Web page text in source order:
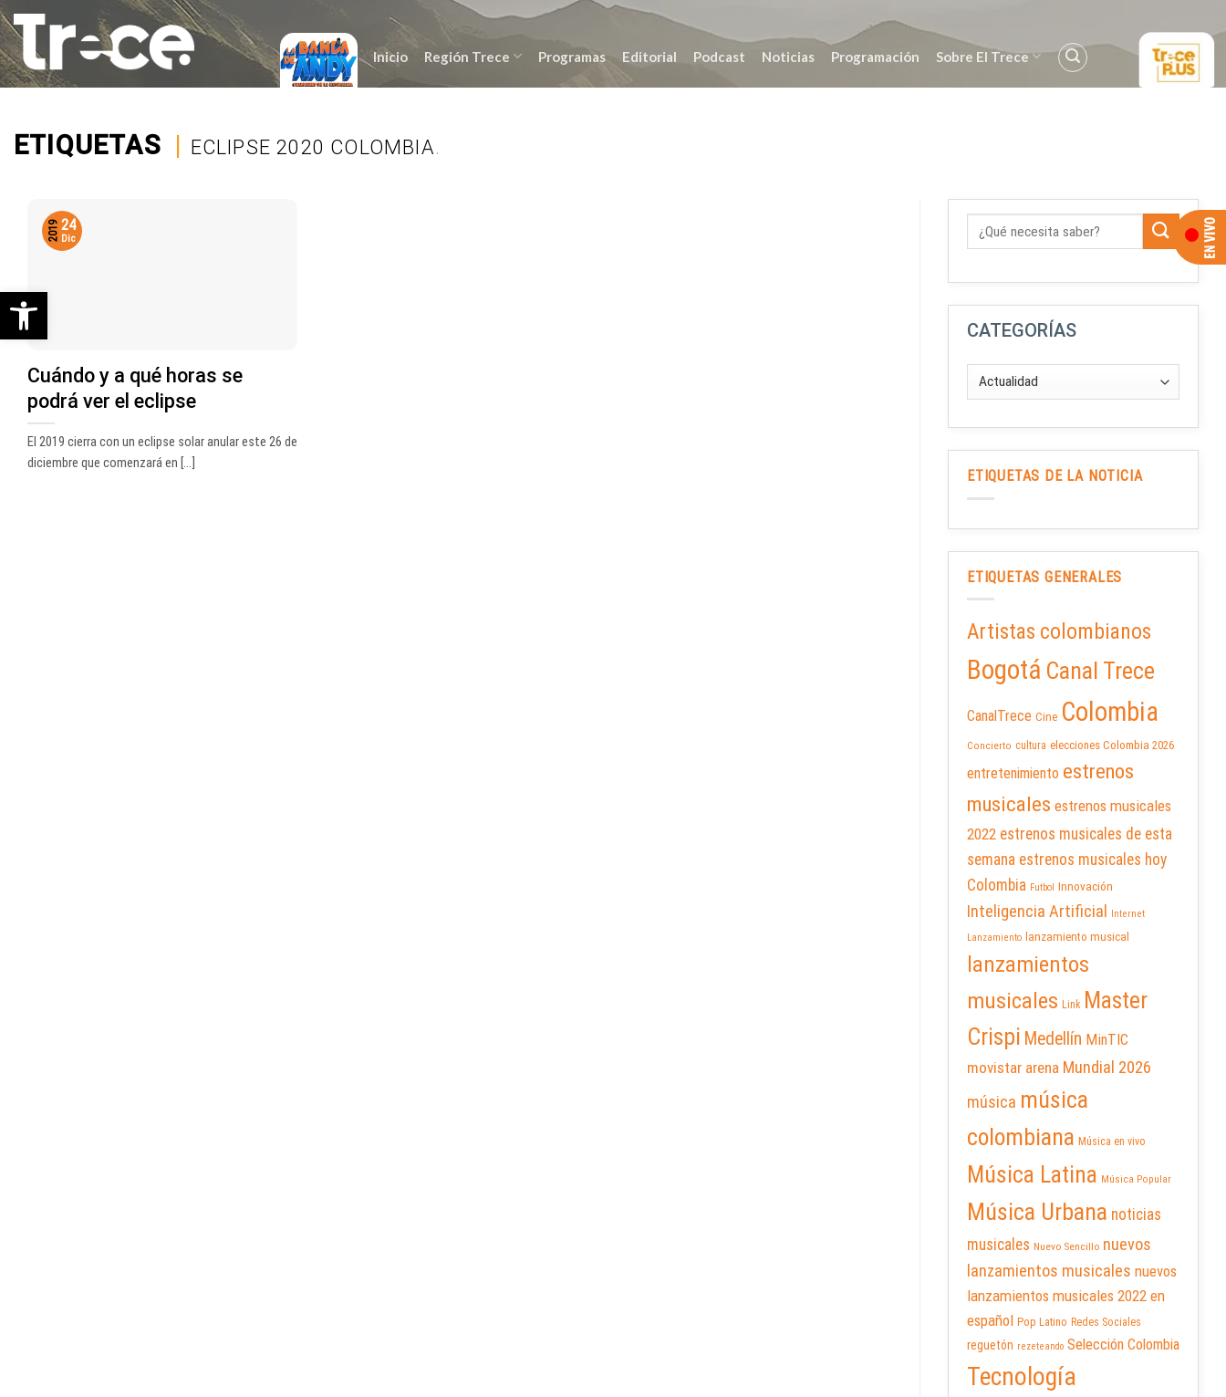
Saltar
al
contenido
Inicio Región Trece Programas Editorial Podcast Noticias Programación Sobre El Trece
ETIQUETAS | ECLIPSE 2020 COLOMBIA.
Cuándo y a qué horas se
podrá ver el eclipse
El 2019 cierra con un eclipse solar anular este 26 de
diciembre que comenzará en [...]
24
Dic
2019
CATEGORÍAS
ETIQUETAS DE LA NOTICIA
ETIQUETAS GENERALES
Artistas colombianos
Bogotá Canal Trece
CanalTrece Cine Colombia
Concierto cultura elecciones Colombia 2026
entretenimiento estrenos
musicales estrenos musicales
2022 estrenos musicales de esta
semana estrenos musicales hoy
Colombia Futbol Innovación
Inteligencia Artificial
Internet
Lanzamiento
lanzamiento musical
lanzamientos
musicales Link Master
Crispi Medellín MinTIC
movistar arena Mundial 2026
música música
colombiana Música en vivo
Música Latina Música Popular
Música Urbana noticias
musicales Nuevo Sencillo nuevos
lanzamientos musicales nuevos
lanzamientos musicales 2022 en
español Pop Latino Redes Sociales
reguetón rezeteando Selección Colombia
Tecnología
Abrir barra de herramientas